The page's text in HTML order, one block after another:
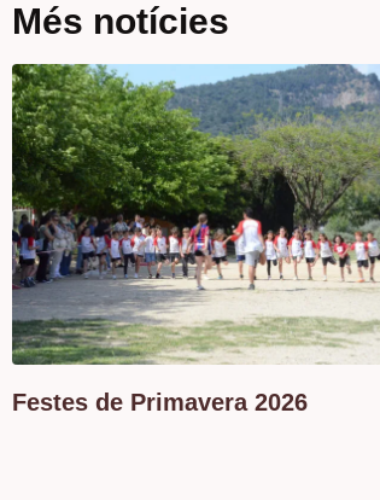
Més notícies
Festes de Primavera 2026